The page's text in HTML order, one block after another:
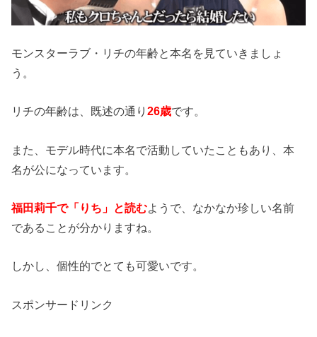
モンスターラブ・リチの年齢と本名を見ていきましょ
う。
リチの年齢は、既述の通り26歳です。
また、モデル時代に本名で活動していたこともあり、本
名が公になっています。
福田莉千で「りち」と読むようで、なかなか珍しい名前
であることが分かりますね。
しかし、個性的でとても可愛いです。
スポンサードリンク